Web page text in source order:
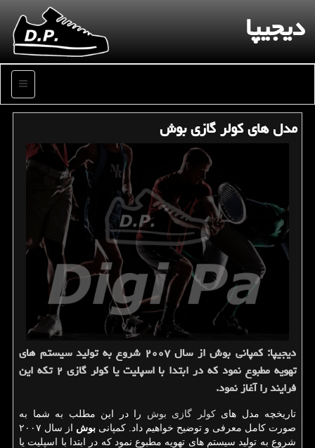
دیجیپا
منو
مدل های كولر گازی بوش
دیجیپا: كمپانی بوش از سال ۲۰۰۷ شروع به تولید سیستم های
تهویه مطبوع نمود كه در ابتدا با اسپلیت یا كولر گازی ۲ تكه این
فرایند را آغاز نمود.
تاریخچه مدل هایکولر گازی بوش را در این مطلب به شما به
صورت کامل معرفی و توضیح خواهیم داد. کمپانی بوش
از سال ۲۰۰۷
شروع به تولید سیستم های تهویه مطبوع نمود که در ابتدا با اسپلیت یا